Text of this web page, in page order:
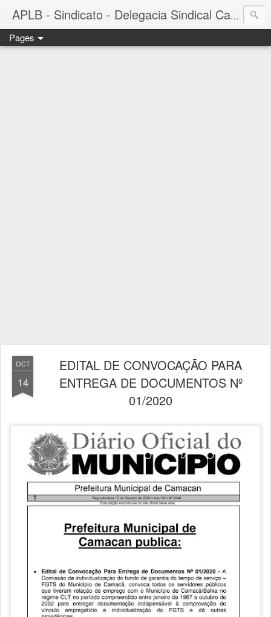
APLB - Sindicato - Delegacia Sindical Cacau Sul - Camacã-BA
Pages
OCT
14
EDITAL DE CONVOCAÇÃO PARA
ENTREGA DE DOCUMENTOS Nº
01/2020